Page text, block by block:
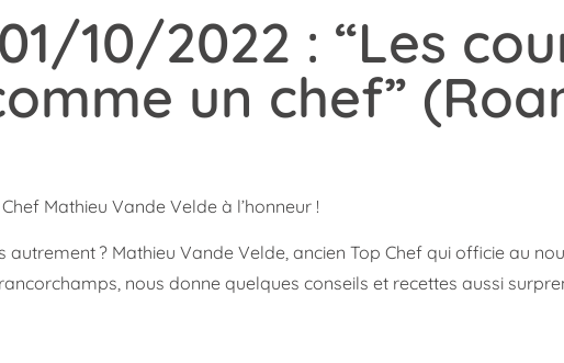
10/2022 : “Les
un chef”
Mathieu Vande Velde à l’honneur !
autrement ? Mathieu Vande Velde, ancien Top Chef qui officie au
nous donne quelques conseils et recettes aussi